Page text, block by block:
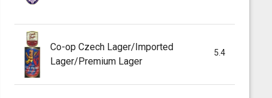
Co-op Czech Lager/Imported
Lager/Premium Lager
5.4